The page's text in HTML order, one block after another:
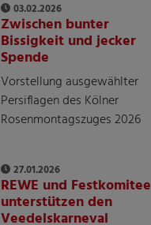
03.02.2026
Zwischen bunter
Bissigkeit und jecker
Spende
Vorstellung ausgewählter
Persiflagen des Kölner
Rosenmontagszuges 2026
27.01.2026
REWE und Festkomitee
unterstützen den
Veedelskarneval